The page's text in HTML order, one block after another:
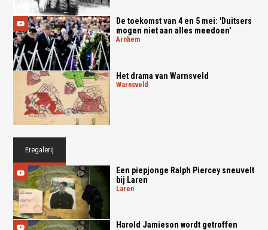
De toekomst van 4 en 5 mei: 'Duitsers
mogen niet aan alles meedoen'
arnhem
Het drama van Warnsveld
warnsveld
Eregalerij
Een piepjonge Ralph Piercey sneuvelt
bij Laren
laren
Harold Jamieson wordt getroffen